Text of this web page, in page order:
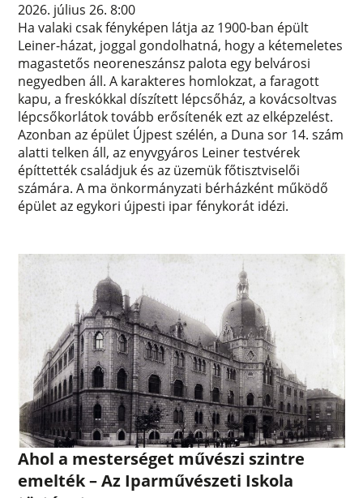
2026. július 26. 8:00
Ha valaki csak fényképen látja az 1900-ban épült
Leiner-házat, joggal gondolhatná, hogy a kétemeletes
magastetős neoreneszánsz palota egy belvárosi
negyedben áll. A karakteres homlokzat, a faragott
kapu, a freskókkal díszített lépcsőház, a kovácsoltvas
lépcsőkorlátok tovább erősítenék ezt az elképzelést.
Azonban az épület Újpest szélén, a Duna sor 14. szám
alatti telken áll, az enyvgyáros Leiner testvérek
építtették családjuk és az üzemük főtisztviselői
számára. A ma önkormányzati bérházként működő
épület az egykori újpesti ipar fénykorát idézi.
Ahol a mesterséget művészi szintre
emelték – Az Iparművészeti Iskola